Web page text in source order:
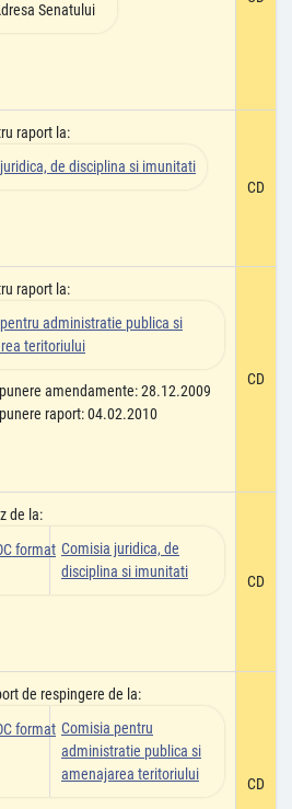
Senatului
raport la:
de disciplina si imunitati
CD
raport la:
administratie publica si
teritoriului
amendamente: 28.12.2009
raport: 04.02.2010
CD
de la:
Comisia juridica, de
disciplina si imunitati
CD
de respingere de la:
Comisia pentru
administratie publica si
amenajarea teritoriului
CD